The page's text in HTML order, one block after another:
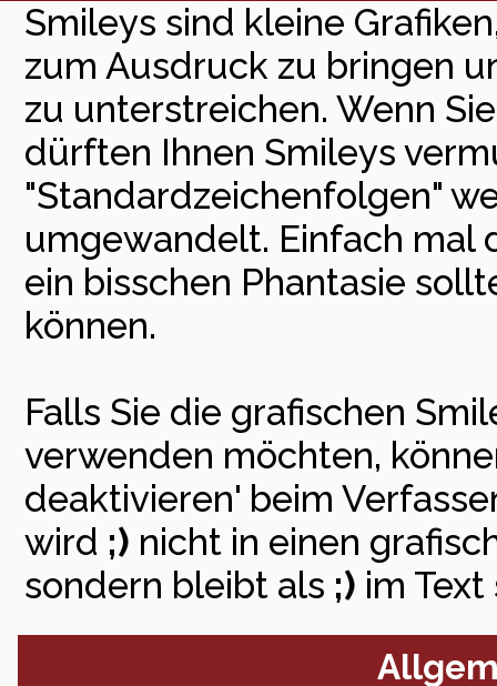
Smileys sind kleine
zum Ausdruck zu bringen
zu unterstreichen. Wenn
dürften Ihnen Smileys
"Standardzeichenfolgen"
umgewandelt. Einfach mal
ein bisschen Phantasie
können.
Falls Sie die grafischen
verwenden möchten,
deaktivieren' beim
wird ;) nicht in einen
sondern bleibt als ;) im